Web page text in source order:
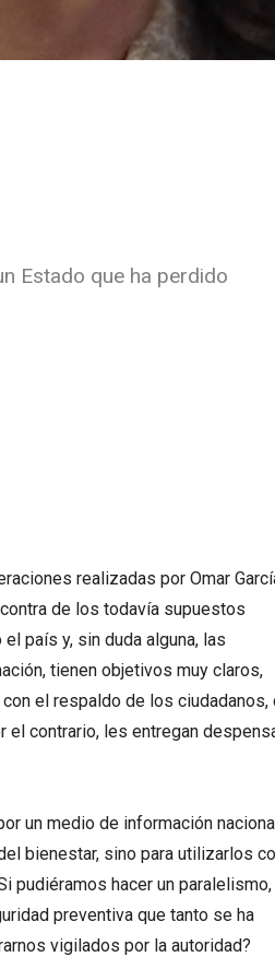
Estado que ha perdido
realizadas por Omar
de los todavía supuestos
país y, sin duda alguna, las
tienen objetivos muy claros,
el respaldo de los ciudadanos,
el contrario, les entregan
un medio de información
bienestar, sino para utilizarlos
pudiéramos hacer un
preventiva que tanto se ha
vigilados por la autoridad?